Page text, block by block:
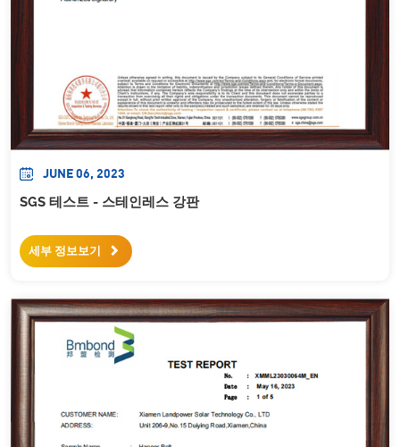
JUNE 06, 2023
SGS 테스트 - 스테인레스 강판
세부 정보보기